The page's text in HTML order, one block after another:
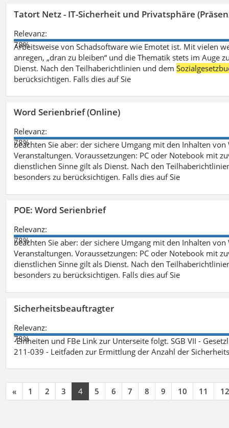
Tatort Netz - IT-Sicherheit und Privatsphäre
Relevanz:
78%
Arbeitsweise von Schadsoftware wie Emotet ist. Mit vielen
anregen, „dran zu bleiben“ und die Thematik stets im
Dienst. Nach den Teilhaberichtlinien und dem
berücksichtigen. Falls dies auf Sie
Word Serienbrief (Online)
Relevanz:
78%
beachten Sie aber: der sichere Umgang mit den Inhalten
Veranstaltungen. Voraussetzungen: PC oder Notebook mit
dienstlichen Sinne gilt als Dienst. Nach den
besonders zu berücksichtigen. Falls dies auf Sie
POE: Word Serienbrief
Relevanz:
78%
beachten Sie aber: der sichere Umgang mit den Inhalten
Veranstaltungen. Voraussetzungen: PC oder Notebook mit
dienstlichen Sinne gilt als Dienst. Nach den
besonders zu berücksichtigen. Falls dies auf Sie
Sicherheitsbeauftragter
Relevanz:
78%
-Einheiten und FBe Link zur Unterseite folgt. SGB VII -
211-039 - Leitfaden zur Ermittlung der Anzahl der
« 1 2 3 4 5 6 7 8 9 10 11 12